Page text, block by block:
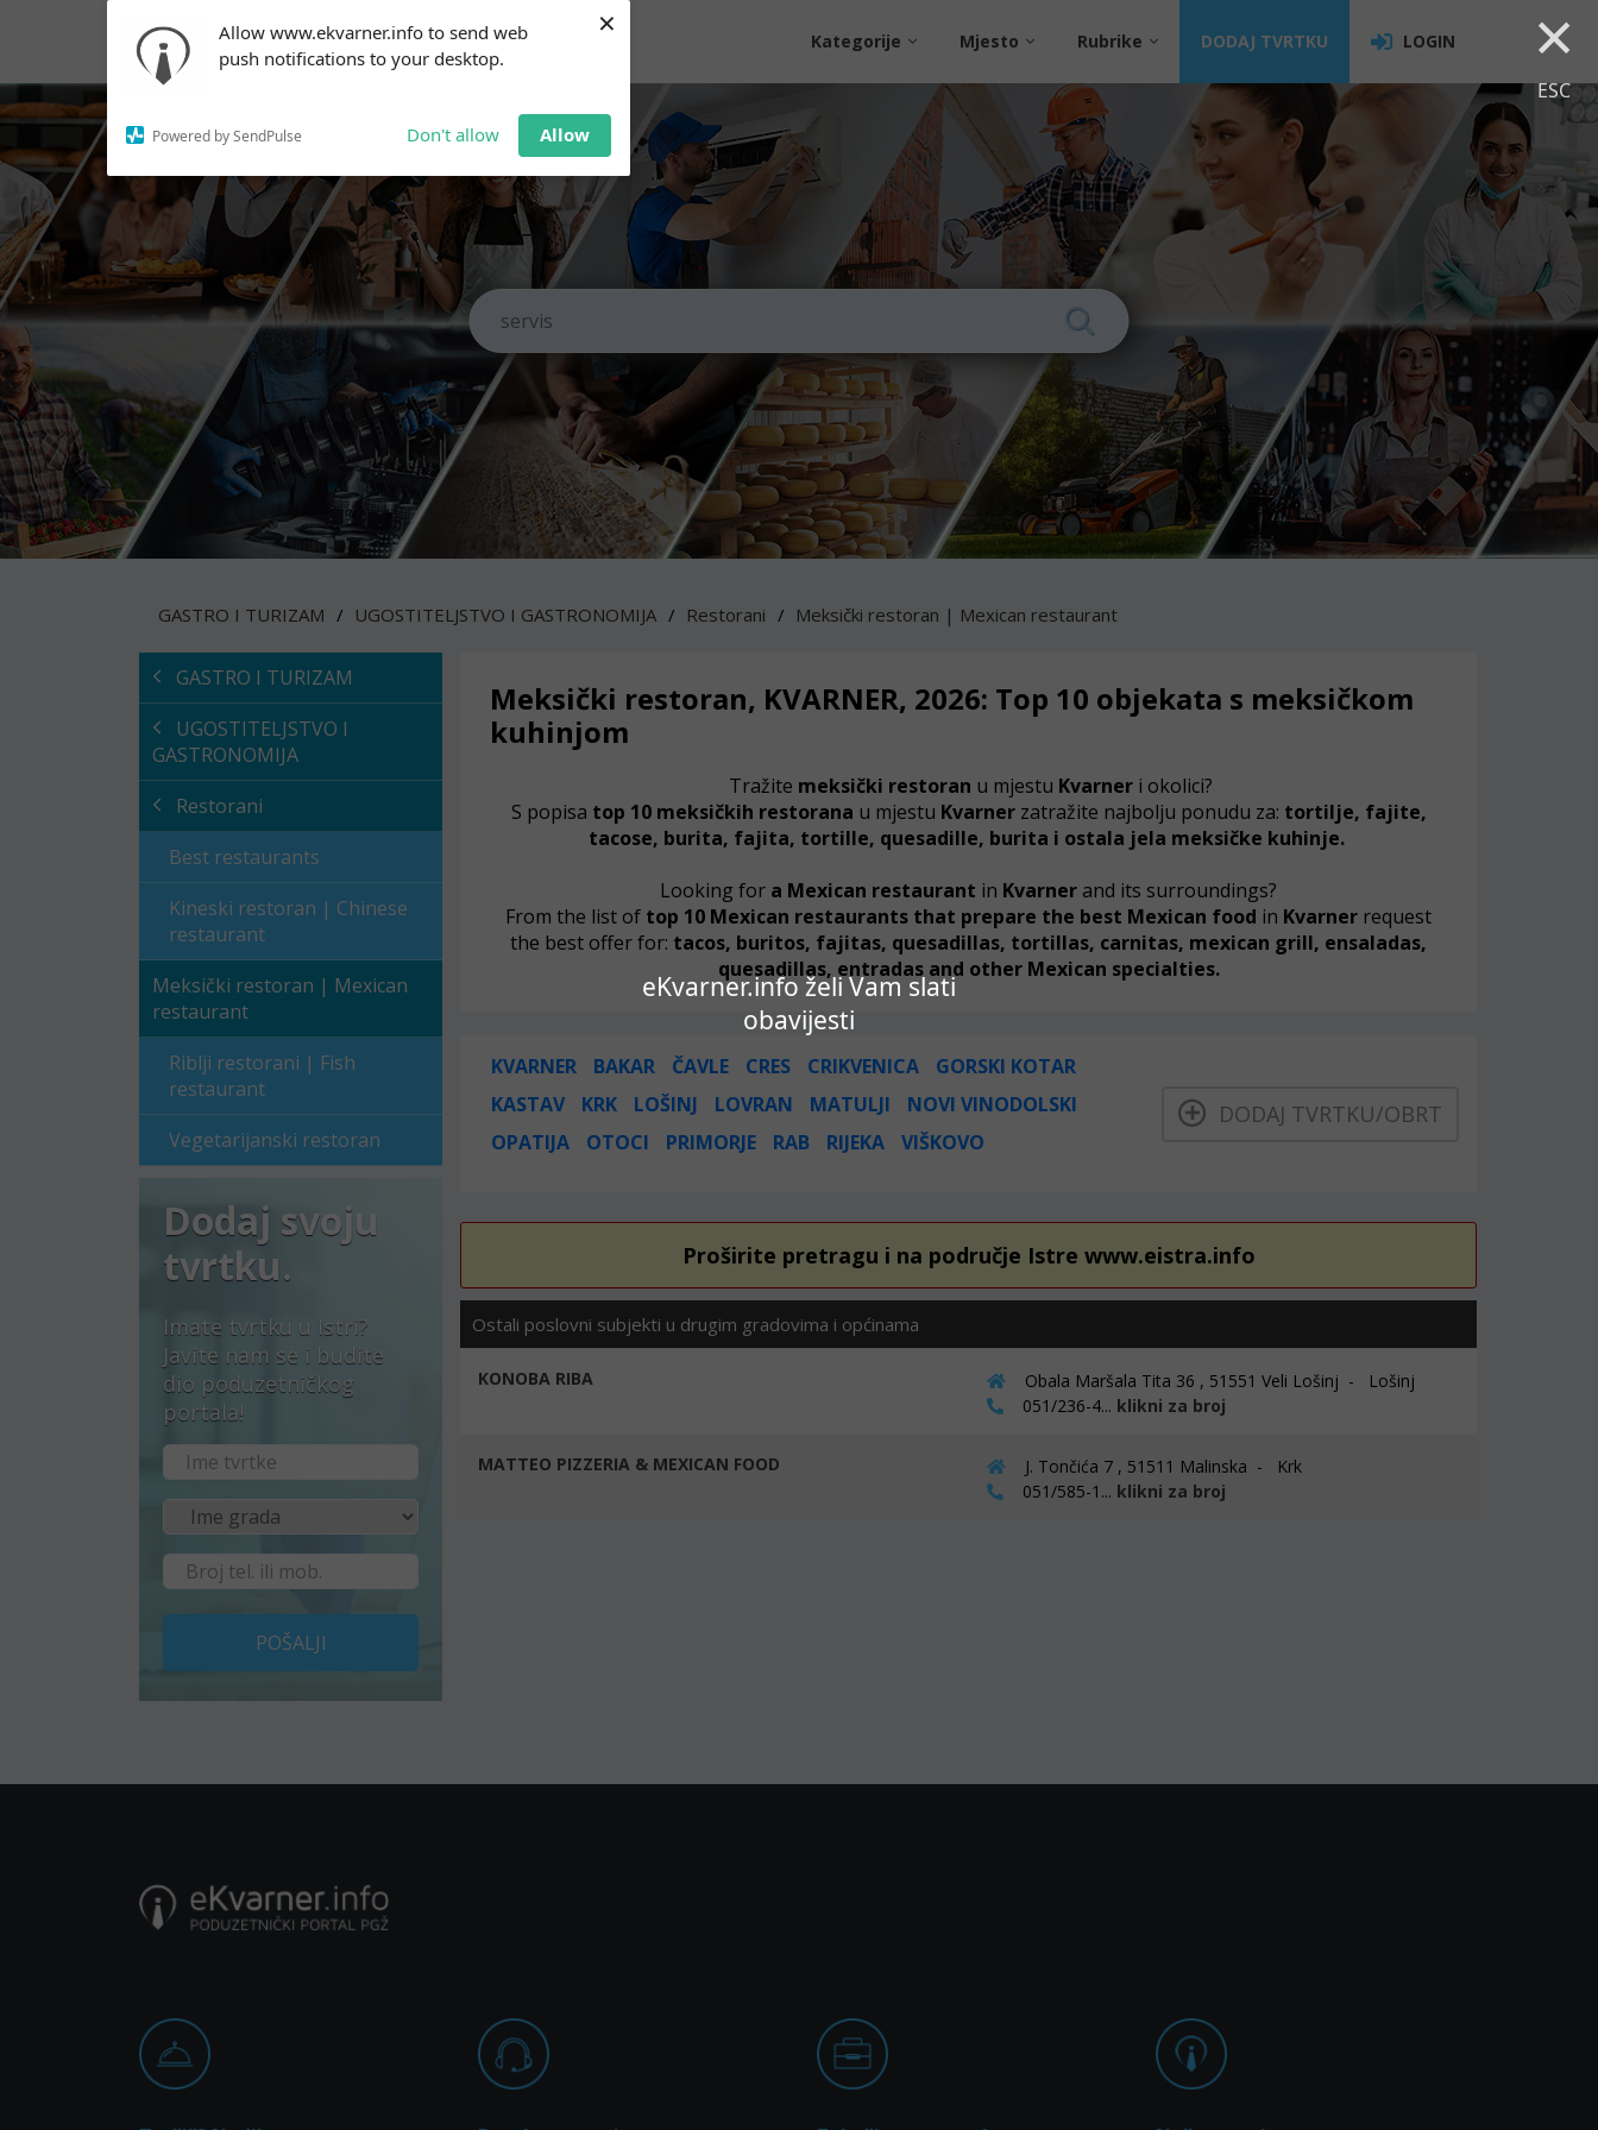
Allow www.ekvarner.info to send web
push notifications to your desktop.
Powered by SendPulse Don't allow Allow
× ×
ESC
eKvarner.info želi Vam slati
obavijesti
notifications!
To enable permission prompts, click
on the notification icon
Kategorije Mjesto Rubrike DODAJ TVRTKU LOGIN
GASTRO I TURIZAM UGOSTITELJSTVO I GASTRONOMIJA Restorani Meksički restoran | Mexican restaurant
GASTRO I TURIZAM
UGOSTITELJSTVO I
GASTRONOMIJA
Restorani
Best restaurants
Kineski restoran | Chinese
restaurant
Meksički restoran | Mexican
restaurant
Riblji restorani | Fish
restaurant
Vegetarijanski restoran
Dodaj svoju
tvrtku.
Imate tvrtku u Istri?
Javite nam se i budite
dio poduzetničkog
portala!
POŠALJI
Meksički restoran, KVARNER, 2026: Top 10 objekata s meksičkom
kuhinjom
Tražite meksički restoran u mjestu Kvarner i okolici?
S popisa top 10 meksičkih restorana u mjestu Kvarner zatražite najbolju ponudu za: tortilje, fajite,
tacose, burita, fajita, tortille, quesadille, burita i ostala jela meksičke kuhinje.
Looking for a Mexican restaurant in Kvarner and its surroundings?
From the list of top 10 Mexican restaurants that prepare the best Mexican food in Kvarner request
the best offer for: tacos, buritos, fajitas, quesadillas, tortillas, carnitas, mexican grill, ensaladas,
quesadillas, entradas and other Mexican specialties.
KVARNER BAKAR ČAVLE CRES CRIKVENICA
GORSKI KOTAR
KASTAV
KRK LOŠINJ LOVRAN MATULJI
NOVI VINODOLSKI
OPATIJA
OTOCI PRIMORJE RAB RIJEKA VIŠKOVO
DODAJ TVRTKU/OBRT
Proširite pretragu i na područje Istre www.eistra.info
Ostali poslovni subjekti u drugim gradovima i općinama
KONOBA RIBA
Obala Maršala Tita 36 , 51551 Veli Lošinj - Lošinj
051/236-4... klikni za broj
MATTEO PIZZERIA & MEXICAN FOOD
J. Tončića 7 , 51511 Malinska - Krk
051/585-1... klikni za broj